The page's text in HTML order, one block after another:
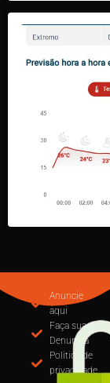
Anuncie
aqui
Faça sua
Denuncia
Politica de
privacidade